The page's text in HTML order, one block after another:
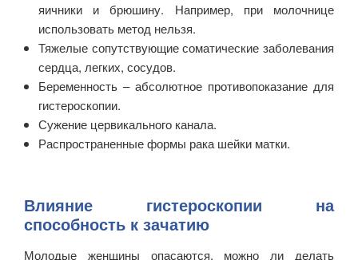
яичники и брюшину. Например, при молочнице
использовать метод нельзя.
Тяжелые сопутствующие соматические заболевания
сердца, легких, сосудов.
Беременность – абсолютное противопоказание для
гистероскопии.
Сужение цервикального канала.
Распространенные формы рака шейки матки.
Влияние гистероскопии на
способность к зачатию
Молодые женщины опасаются, можно ли делать